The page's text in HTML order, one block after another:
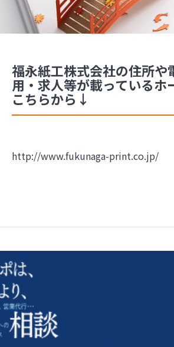
福永紙工株式会社の住所や
用・求人等が載っているホ
こちらから↓
http://www.fukunaga-print.co.jp/